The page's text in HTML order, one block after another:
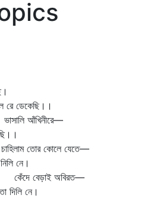
ডেকেছি।।
আঁখিনীরে—
তোর কোলে যেতে—
নে।
বেড়াই অবিরত—
নে।